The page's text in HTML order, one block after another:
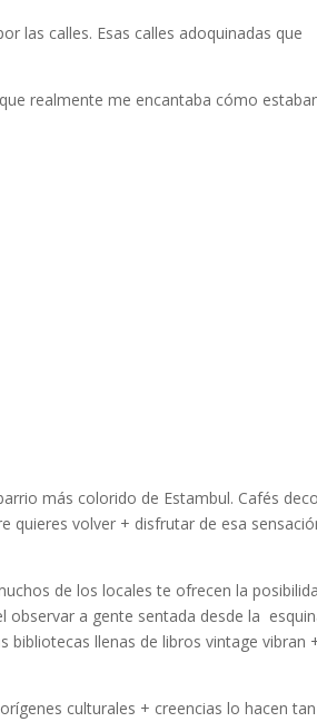
las calles. Esas calles adoquinadas que
realmente me encantaba cómo
más colorido de Estambul. Cafés
volver + disfrutar de esa
de los locales te ofrecen la
a gente sentada desde la
llenas de libros vintage vibran
culturales + creencias lo hacen